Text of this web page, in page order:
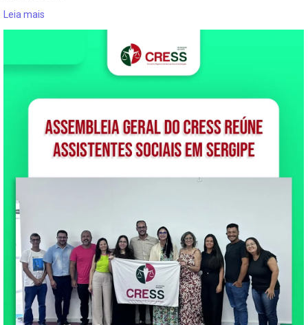
Leia mais